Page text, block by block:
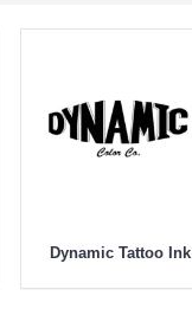
Dynamic Tattoo Ink